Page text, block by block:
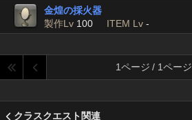
金煌の採火器
製作Lv 100 ITEM Lv -
1ページ / 1ページ
クラスクエスト関連